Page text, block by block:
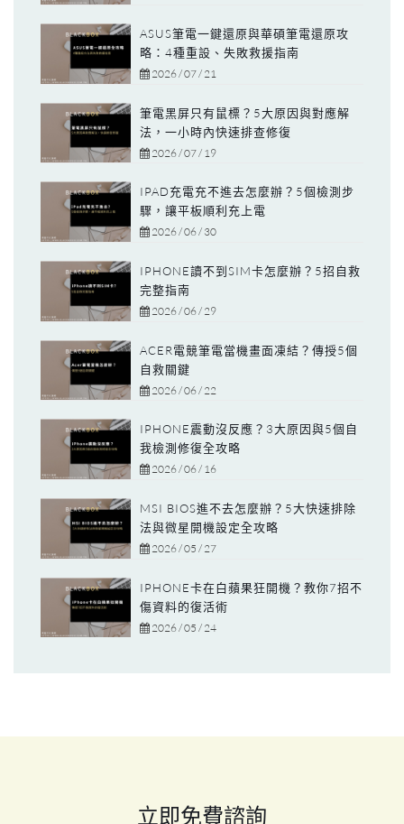
ASUS筆電一鍵還原與華碩筆電還原攻
略：4種重設、失敗救援指南
2026 / 07 / 21
筆電黑屏只有鼠標？5大原因與對應解
法，一小時內快速排查修復
2026 / 07 / 19
IPAD充電充不進去怎麼辦？5個檢測步
驟，讓平板順利充上電
2026 / 06 / 30
IPHONE讀不到SIM卡怎麼辦？5招自救
完整指南
2026 / 06 / 29
ACER電競筆電當機畫面凍結？傳授5個
自救關鍵
2026 / 06 / 22
IPHONE震動沒反應？3大原因與5個自
我檢測修復全攻略
2026 / 06 / 16
MSI BIOS進不去怎麼辦？5大快速排除
法與微星開機設定全攻略
2026 / 05 / 27
IPHONE卡在白蘋果狂開機？教你7招不
傷資料的復活術
2026 / 05 / 24
立即免費諮詢